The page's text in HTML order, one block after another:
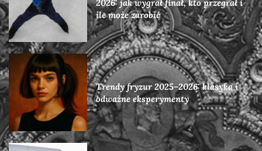
2026: jak wygrał finał, kto przegrał i
ile może zarobić
Trendy fryzur 2025–2026: klasyka i
odważne eksperymenty